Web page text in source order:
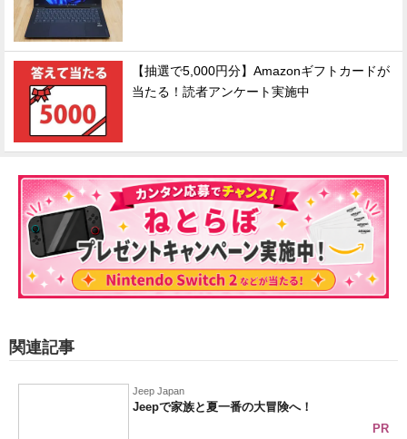
【抽選で5,000円分】Amazonギフトカードが
当たる！読者アンケート実施中
関連記事
Jeep Japan
Jeepで家族と夏一番の大冒険へ！
PR